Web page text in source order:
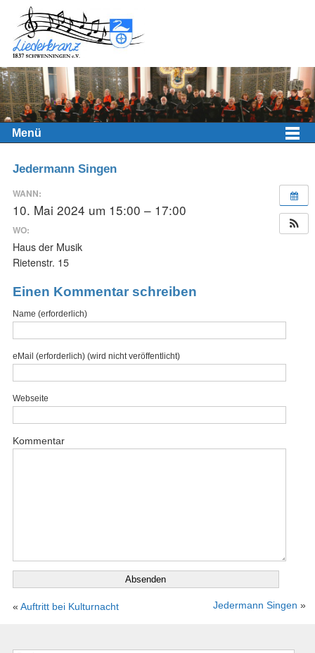
Menü
Jedermann Singen
WANN:
10. Mai 2024 um 15:00 – 17:00
WO:
Haus der Musik
Rietenstr. 15
Einen Kommentar schreiben
Name (erforderlich)
eMail (erforderlich) (wird nicht veröffentlicht)
Webseite
Kommentar
« Auftritt bei Kulturnacht Jedermann Singen »